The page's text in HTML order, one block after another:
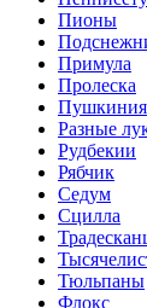
Пионы
Примула
Пролеска
Пушкиния
Разные
Рудбекии
Рябчик
Седум
Сцилла
Тюльпаны
Флокс